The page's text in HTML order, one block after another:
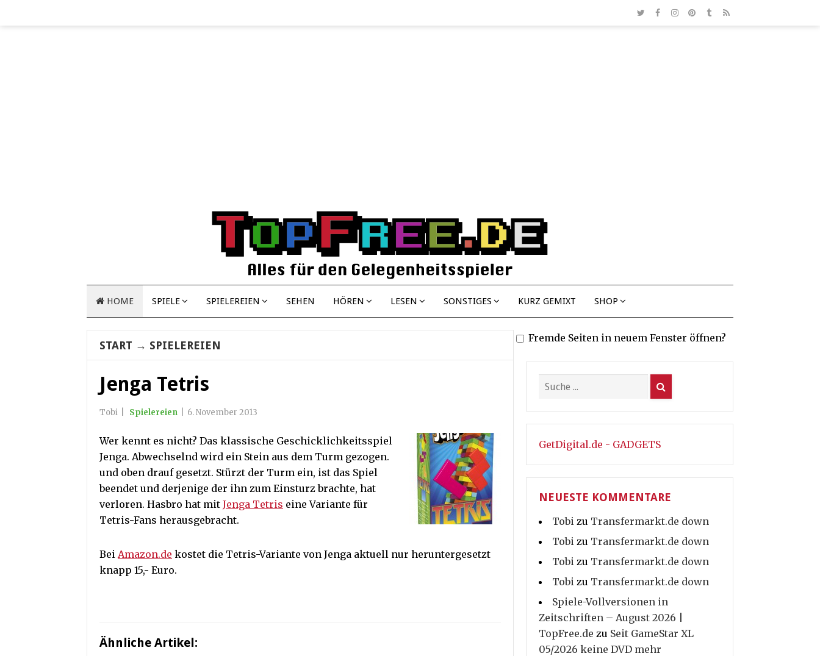
HOME SPIELE SPIELEREIEN SEHEN HÖREN LESEN SONSTIGES KURZ GEMIXT SHOP
START → SPIELEREIEN
Jenga Tetris
Tobi Spielereien 6. November 2013
Wer kennt es nicht? Das klassische Geschicklichkeitsspiel
Jenga. Abwechselnd wird ein Stein aus dem Turm gezogen.
und oben drauf gesetzt. Stürzt der Turm ein, ist das Spiel
beendet und derjenige der ihn zum Einsturz brachte, hat
verloren. Hasbro hat mit Jenga Tetris eine Variante für
Tetris-Fans herausgebracht.
Bei Amazon.de kostet die Tetris-Variante von Jenga aktuell nur heruntergesetzt
knapp 15,- Euro.
Ähnliche Artikel:
Fremde Seiten in neuem Fenster öffnen?
GetDigital.de - GADGETS
NEUESTE KOMMENTARE
Tobi zu Transfermarkt.de down
Tobi zu Transfermarkt.de down
Tobi zu Transfermarkt.de down
Tobi zu Transfermarkt.de down
Spiele-Vollversionen in
Zeitschriften – August 2026 |
TopFree.de zu Seit GameStar XL
05/2026 keine DVD mehr